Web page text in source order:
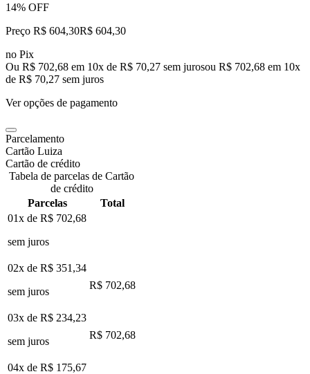
14% OFF
Preço R$ 604,30R$ 604,30
no Pix
Ou R$ 702,68 em 10x de R$ 70,27 sem jurosou R$ 702,68 em 10x
de R$ 70,27 sem juros
Ver opções de pagamento
Parcelamento
Cartão Luiza
Cartão de crédito
Tabela de parcelas de Cartão
de crédito
Parcelas
Total
01x de R$ 702,68
sem juros
02x de R$ 351,34
sem juros
R$ 702,68
03x de R$ 234,23
sem juros
R$ 702,68
04x de R$ 175,67